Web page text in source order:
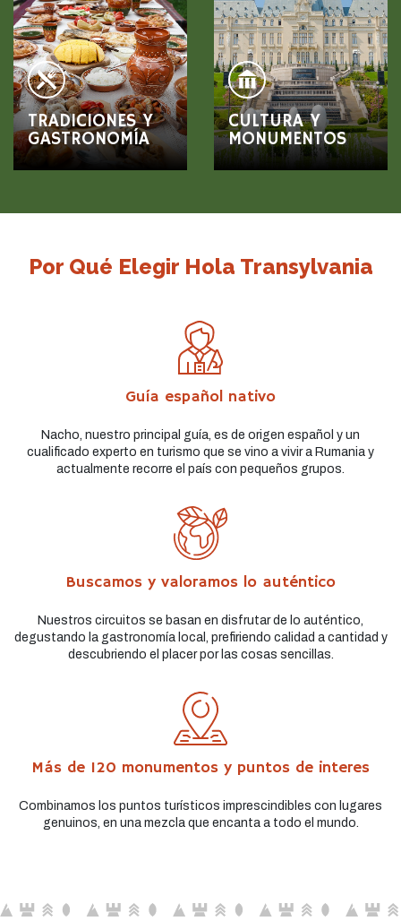
TRADICIONES Y
GASTRONOMÍA
CULTURA Y
MONUMENTOS
Por Qué Elegir Hola Transylvania
Guía español nativo
Nacho, nuestro principal guía, es de origen español y un
cualificado experto en turismo que se vino a vivir a Rumania y
actualmente recorre el país con pequeños grupos.
Buscamos y valoramos lo auténtico
Nuestros circuitos se basan en disfrutar de lo auténtico,
degustando la gastronomía local, prefiriendo calidad a cantidad y
descubriendo el placer por las cosas sencillas.
Más de 120 monumentos y puntos de interes
Combinamos los puntos turísticos imprescindibles con lugares
genuinos, en una mezcla que encanta a todo el mundo.